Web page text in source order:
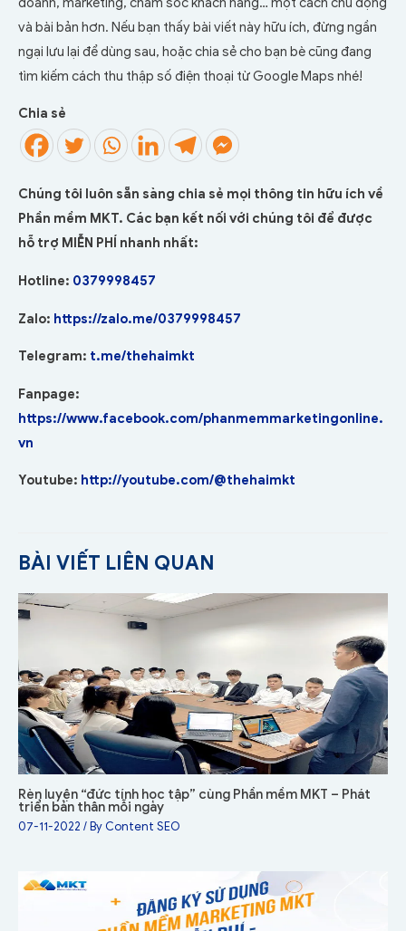
và bài bản hơn. Nếu bạn thấy bài viết này hữu ích, đừng ngần
ngại lưu lại để dùng sau, hoặc chia sẻ cho bạn bè cũng đang
tìm kiếm cách thu thập số điện thoại từ Google Maps nhé!
Chia sẻ
Chúng tôi luôn sẵn sàng chia sẻ mọi thông tin hữu ích về
Phần mềm MKT. Các bạn kết nối với chúng tôi để được
hỗ trợ MIỄN PHÍ nhanh nhất:
Hotline: 0379998457
Zalo: https://zalo.me/0379998457
Telegram: t.me/thehaimkt
Fanpage:
https://www.facebook.com/phanmemmarketingonline.
vn
Youtube: http://youtube.com/@thehaimkt
BÀI VIẾT LIÊN QUAN
Rèn luyện “đức tính học tập” cùng Phần mềm MKT – Phát
triển bản thân mỗi ngày
07-11-2022 / By Content SEO